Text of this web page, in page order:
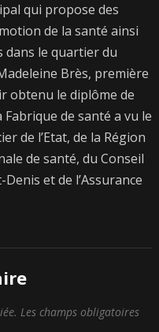
qui propose des
de la santé ainsi
dans le quartier du
Brès, première
obtenu le diplôme de
de santé a vu le
de l’Etat, de la Région
de santé, du Conseil
et de l’Assurance
Les champs obligatoires